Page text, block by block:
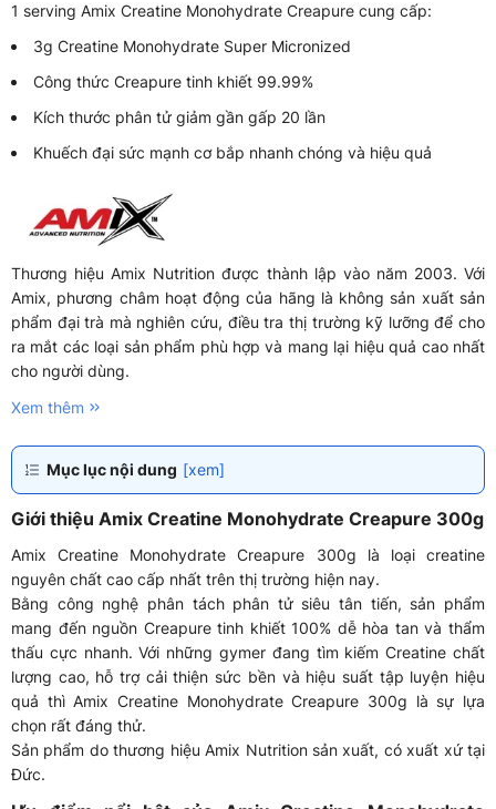
1 serving Amix Creatine Monohydrate Creapure cung cấp:
3g Creatine Monohydrate Super Micronized
Công thức Creapure tinh khiết 99.99%
Kích thước phân tử giảm gần gấp 20 lần
Khuếch đại sức mạnh cơ bắp nhanh chóng và hiệu quả
Thương hiệu Amix Nutrition được thành lập vào năm 2003. Với
Amix, phương châm hoạt động của hãng là không sản xuất sản
phẩm đại trà mà nghiên cứu, điều tra thị trường kỹ lưỡng để cho
ra mắt các loại sản phẩm phù hợp và mang lại hiệu quả cao nhất
cho người dùng.
Xem thêm
Mục lục nội dung [xem]
Giới thiệu Amix Creatine Monohydrate Creapure 300g
Amix Creatine Monohydrate Creapure 300g là loại creatine
nguyên chất cao cấp nhất trên thị trường hiện nay.
Bằng công nghệ phân tách phân tử siêu tân tiến, sản phẩm
mang đến nguồn Creapure tinh khiết 100% dễ hòa tan và thẩm
thấu cực nhanh. Với những gymer đang tìm kiếm Creatine chất
lượng cao, hỗ trợ cải thiện sức bền và hiệu suất tập luyện hiệu
quả thì Amix Creatine Monohydrate Creapure 300g là sự lựa
chọn rất đáng thử.
Sản phẩm do thương hiệu Amix Nutrition sản xuất, có xuất xứ tại
Đức.